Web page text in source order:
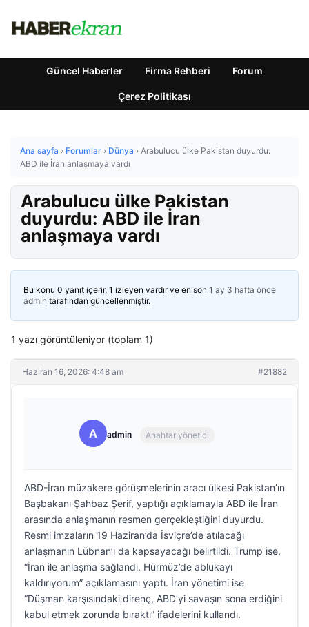
Güncel Haberler Firma Rehberi Forum
Çerez Politikası
Ana sayfa › Forumlar › Dünya › Arabulucu ülke Pakistan duyurdu:
ABD ile İran anlaşmaya vardı
Arabulucu ülke Pakistan
duyurdu: ABD ile İran
anlaşmaya vardı
Bu konu 0 yanıt içerir, 1 izleyen vardır ve en son 1 ay 3 hafta önce
admin tarafından güncellenmiştir.
1 yazı görüntüleniyor (toplam 1)
Haziran 16, 2026: 4:48 am #21882
A admin Anahtar yönetici
ABD-İran müzakere görüşmelerinin aracı ülkesi Pakistan’ın
Başbakanı Şahbaz Şerif, yaptığı açıklamayla ABD ile İran
arasında anlaşmanın resmen gerçekleştiğini duyurdu.
Resmi imzaların 19 Haziran’da İsviçre’de atılacağı
anlaşmanın Lübnan’ı da kapsayacağı belirtildi. Trump ise,
“İran ile anlaşma sağlandı. Hürmüz’de ablukayı
kaldırıyorum” açıklamasını yaptı. İran yönetimi ise
“Düşman karşısındaki direnç, ABD’yi savaşın sona erdiğini
kabul etmek zorunda bıraktı” ifadelerini kullandı.